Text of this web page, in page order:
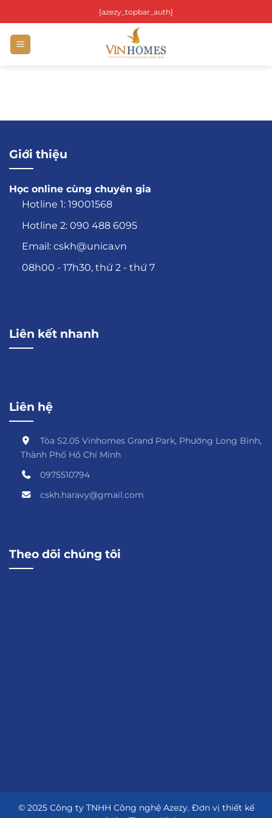
qua
nội
dung
[azezy_topbar_auth]
Giới thiệu
Học online cùng chuyên gia
Hotline 1: 19001568
Hotline 2: 090 488 6095
Email: cskh@unica.vn
08h00 - 17h30, thứ 2 - thứ 7
Liên kết nhanh
Liên hệ
Tòa S2.05 Vinhomes Grand Park, Phường Long Bình,
Thành Phố Hồ Chí Minh
0975510794
cskh.haravy@gmail.com
Theo dõi chúng tôi
© 2025 Công ty TNHH Công nghệ Azezy. Đơn vị thiết kế